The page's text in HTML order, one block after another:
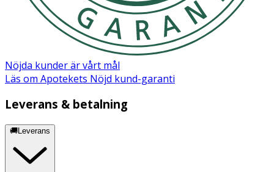
Nöjda kunder är vårt mål
Läs om Apotekets Nöjd kund-garanti
Leverans & betalning
🚚Leverans